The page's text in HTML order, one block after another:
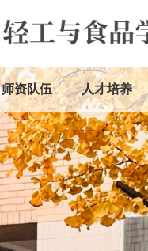
师资队伍 人才培养